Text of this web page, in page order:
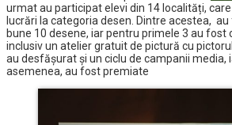
urmat au participat elevi din 14 localități,
lucrări la categoria desen. Dintre acestea,
bune 10 desene, iar pentru primele 3 au fost
inclusiv un atelier gratuit de pictură cu
au desfășurat și un ciclu de campanii media,
asemenea, au fost premiate